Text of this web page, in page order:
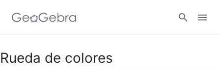
Google Classroom
Rueda de colores